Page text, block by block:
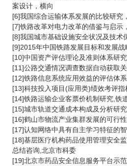
案设计，横向
[6]我国综合运输体系发展的比较研究
[7]铁路改革对电力改革的借鉴与启示
[8]我国城市基础设施安全状况及技术
[9]2015年中国铁路发展目标和发展战
[10]中国资产评估理论及准则体系研
[11]公路交通情况调查数据自动获取
[12]铁路信息系统应用效益的评估体
[13]科技投入项目(应用类)绩效考评
[14]铁路运输企业客票价机制研究,铁
[15]城市轨道交通成本构成及分析研
[16]鹤山市物流产业集群发展的可行
[17]认知网络中具有自主学习特征的
[18]基层医疗机构药品使用管理安全
总结咨询,北京市科委
[19]北京市药品安全信息服务平台示